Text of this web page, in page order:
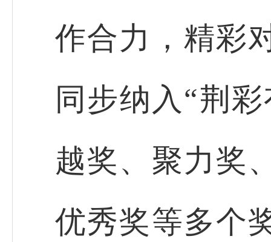
作合力，精彩
同步纳入“荆
越奖、聚力奖
优秀奖等多个